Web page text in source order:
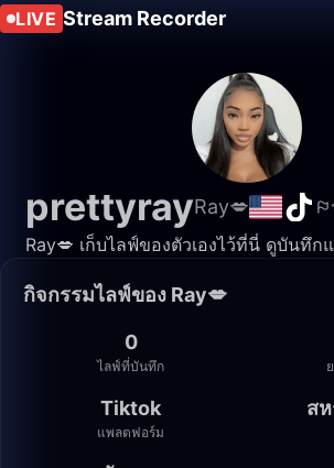
LIVE Stream Recorder
prettyrayRay💋
Ray💋 เก็บไลฟ์ของตัวเองไว้ที่นี่ ดูบันทึก
กิจกรรมไลฟ์ของ Ray💋
0
ไลฟ์ที่บันทึก
Tiktok
แพลตฟอร์ม
ส